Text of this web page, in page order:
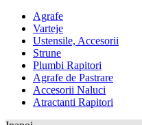
Agrafe
Varteje
Ustensile, Accesorii
Strune
Plumbi Rapitori
Agrafe de Pastrare
Accesorii Naluci
Atractanti Rapitori